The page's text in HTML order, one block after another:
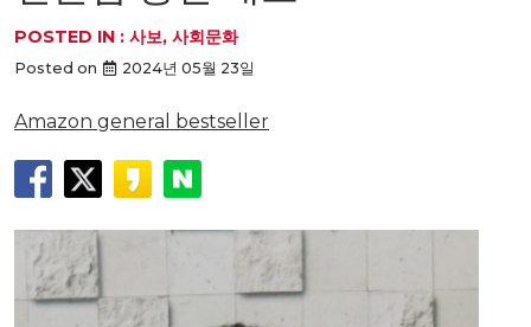
POSTED IN : 사보, 사회문화
Posted on 2024년 05월 23일
Amazon general bestseller